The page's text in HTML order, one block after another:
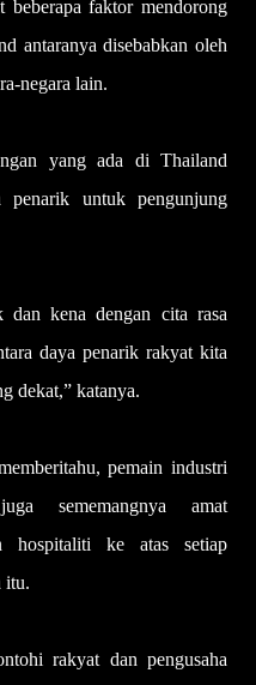
beberapa faktor mendorong
antaranya dise­babkan oleh
negara lain.
yang ada di Thailand
penarik untuk pengunjung
dan kena dengan cita rasa
daya penarik rakyat kita
dekat,” katanya.
pemain industri
sememangnya amat
hospitaliti ke atas setiap
itu.
rakyat dan pengusaha